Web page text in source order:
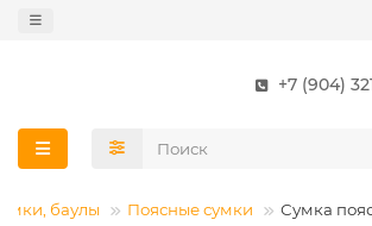
+7 (904)
баулы Поясные сумки Сумка